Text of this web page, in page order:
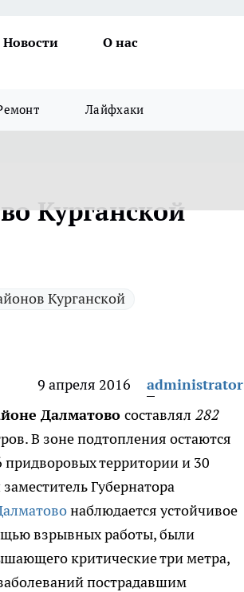
Новости
О нас
Лайфхаки
Курганской
Курганской
9 апреля 2016
administrator
Далматово составлял 282
В зоне подтопления остаются
территории и 30
Губернатора
наблюдается устойчивое
взрывных работы, были
критические три метра,
пострадавшим